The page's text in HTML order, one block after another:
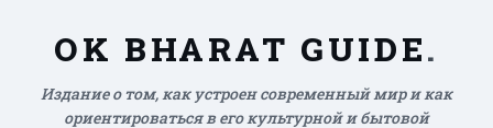
OK BHARAT GUIDE.
Издание о том, как устроен современный мир и как
ориентироваться в его культурной и бытовой